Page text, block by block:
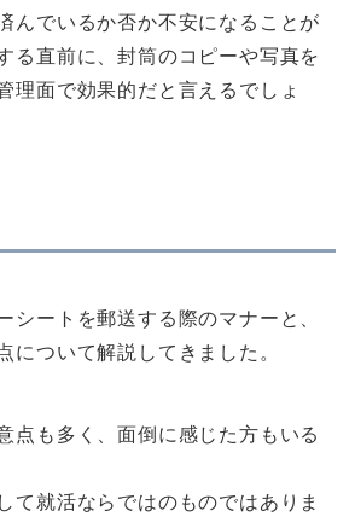
んでいるか否か不安になることが
る直前に、封筒のコピーや写真を
理面で効果的だと言えるでしょ
シートを郵送する際のマナーと、
について解説してきました。
点も多く、面倒に感じた方もいる
て就活ならではのものではありま